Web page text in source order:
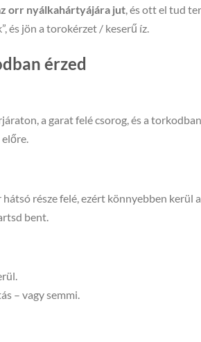
orr nyálkahártyájára jut , és ott el tud
és jön a torokérzet / keserű íz.
érzed
a garat felé csorog, és a torkodban
része felé, ezért könnyebben kerül
bent.
– vagy semmi.